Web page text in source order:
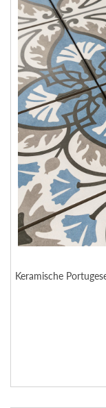
Keramische